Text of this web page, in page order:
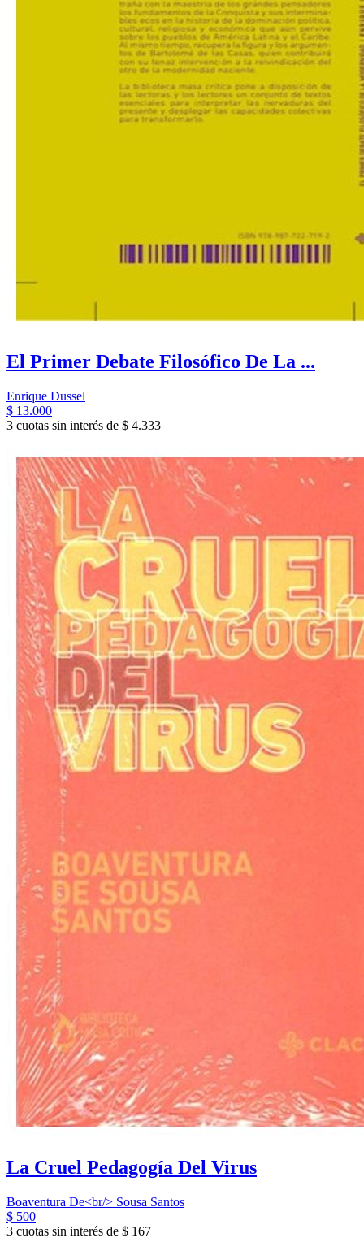
El Primer Debate Filosófico De La ...
Enrique Dussel
$ 13.000
3 cuotas sin interés de $ 4.333
La Cruel Pedagogía Del Virus
Boaventura De<br/> Sousa Santos
$ 500
3 cuotas sin interés de $ 167